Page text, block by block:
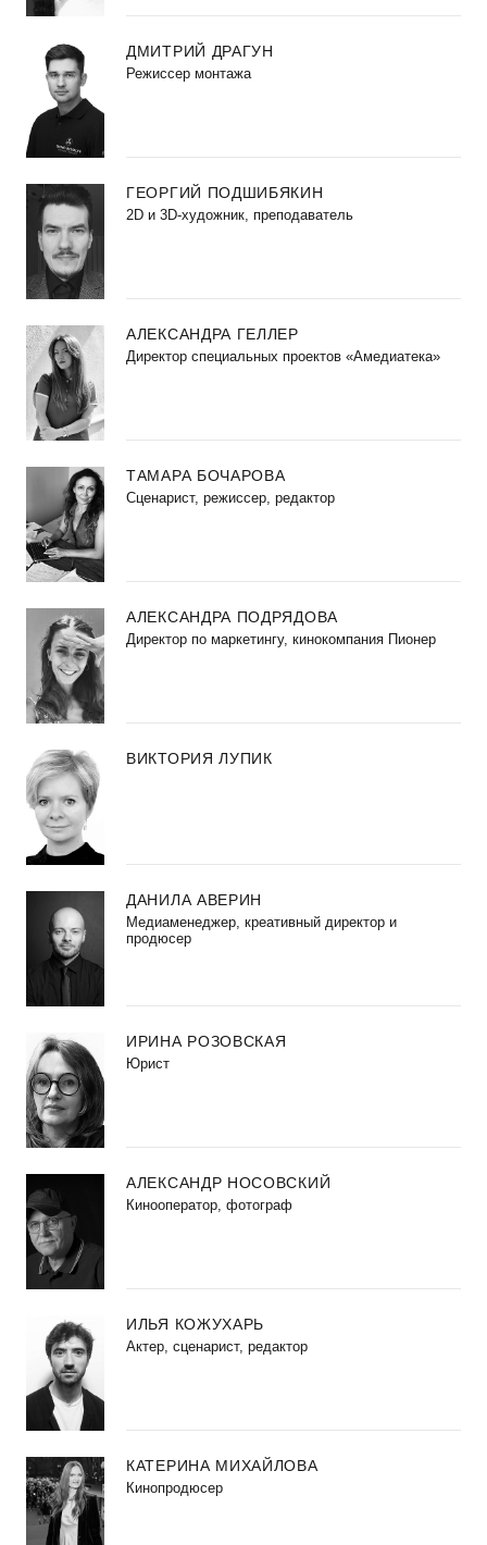
ДМИТРИЙ ДРАГУН
Режиссер монтажа
ГЕОРГИЙ ПОДШИБЯКИН
2D и 3D-художник, преподаватель
АЛЕКСАНДРА ГЕЛЛЕР
Директор специальных проектов «Амедиатека»
ТАМАРА БОЧАРОВА
Сценарист, режиссер, редактор
АЛЕКСАНДРА ПОДРЯДОВА
Директор по маркетингу, кинокомпания Пионер
ВИКТОРИЯ ЛУПИК
ДАНИЛА АВЕРИН
Медиаменеджер, креативный директор и
продюсер
ИРИНА РОЗОВСКАЯ
Юрист
АЛЕКСАНДР НОСОВСКИЙ
Кинооператор, фотограф
ИЛЬЯ КОЖУХАРЬ
Актер, сценарист, редактор
КАТЕРИНА МИХАЙЛОВА
Кинопродюсер